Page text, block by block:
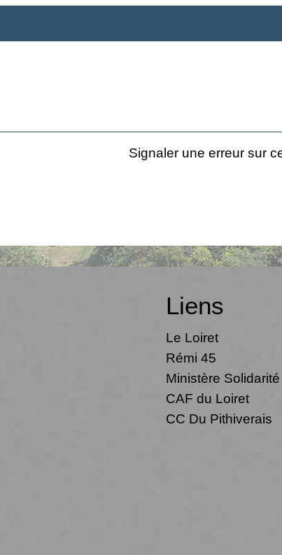
Signaler une erreur sur
Liens
Le Loiret
Rémi 45
Ministère
CAF du Loiret
CC Du Pithiverais